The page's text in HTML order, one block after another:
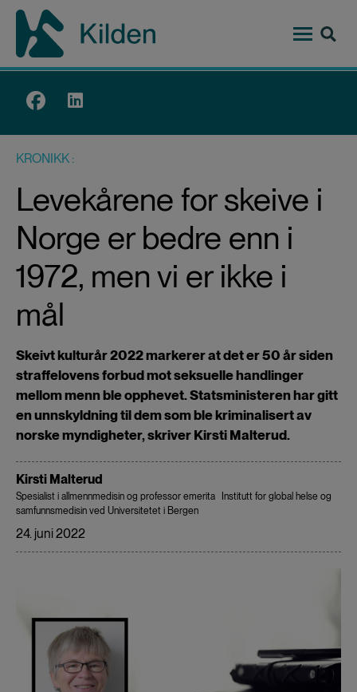
Hopp
hovedinnhold
Top
KRONIKK
Levekårene for skeive i
Norge er bedre enn i
1972, men vi er ikke i
mål
Skeivt kulturår 2022 markerer at det er 50 år siden
straffelovens forbud mot seksuelle handlinger
mellom menn ble opphevet. Statsministeren har gitt
en unnskyldning til dem som ble kriminalisert av
norske myndigheter, skriver Kirsti Malterud.
Kirsti Malterud
Spesialist i allmennmedisin og professor emerita
Institutt for global helse og
samfunnsmedisin ved Universitetet i Bergen
24. juni 2022